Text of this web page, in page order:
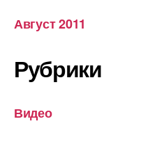
Август 2011
Рубрики
Видео